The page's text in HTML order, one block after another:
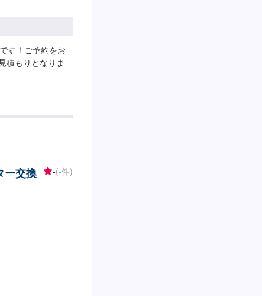
す！ご予約をお
積もりとなりま
ー交換 -(-件)